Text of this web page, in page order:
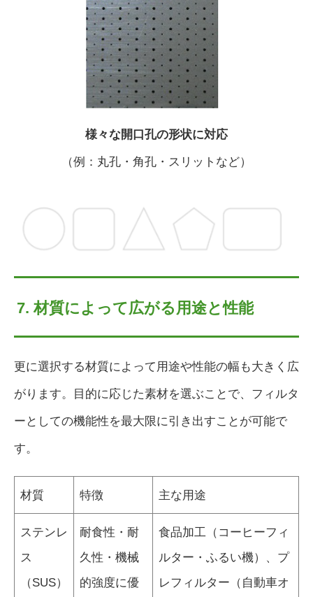
様々な開口孔の形状に対応
（例：丸孔・角孔・スリットなど）
7. 材質によって広がる用途と性能
更に選択する材質によって用途や性能の幅も大きく広
がります。目的に応じた素材を選ぶことで、フィルタ
ーとしての機能性を最大限に引き出すことが可能で
す。
材質 特徴 主な用途
ステンレ
ス
（SUS）
耐食性・耐
久性・機械
的強度に優
食品加工（コーヒーフィ
ルター・ふるい機）、プ
レフィルター（自動車オ